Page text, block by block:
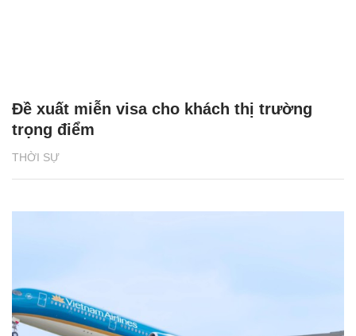
THỜI SỰ
Đề xuất miễn visa cho khách thị trường
trọng điểm